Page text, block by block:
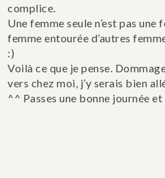
complice.
Une femme seule n’est pas
femme entourée d’autres
:)
Voilà ce que je pense.
vers chez moi, j’y serais bien
^^ Passes une bonne journée